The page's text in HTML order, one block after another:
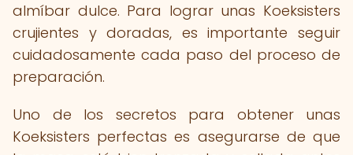
almíbar dulce. Para lograr unas Koeksisters
crujientes y doradas, es importante seguir
cuidadosamente cada paso del proceso de
preparación.
Uno de los secretos para obtener unas
Koeksisters perfectas es asegurarse de que